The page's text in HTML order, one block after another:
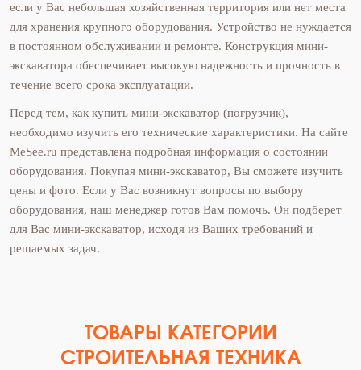
если у Вас небольшая хозяйственная территория или нет места
для хранения крупного оборудования. Устройство не нуждается
в постоянном обслуживании и ремонте. Конструкция мини-
экскаватора обеспечивает высокую надежность и прочность в
течение всего срока эксплуатации.
Перед тем, как купить мини-экскаватор (погрузчик),
необходимо изучить его технические характеристики. На сайте
MeSee.ru представлена подробная информация о состоянии
оборудования. Покупая мини-экскаватор, Вы сможете изучить
цены и фото. Если у Вас возникнут вопросы по выбору
оборудования, наш менеджер готов Вам помочь. Он подберет
для Вас мини-экскаватор, исходя из Ваших требований и
решаемых задач.
ТОВАРЫ КАТЕГОРИИ
СТРОИТЕЛЬНАЯ ТЕХНИКА